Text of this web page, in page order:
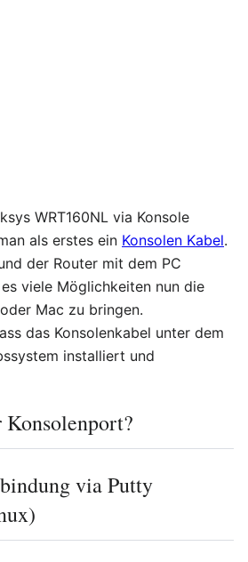
WRT160NL via Konsole
als erstes ein Konsolen Kabel.
der Router mit dem PC
viele Möglichkeiten nun die
Mac zu bringen.
das Konsolenkabel unter dem
installiert und
via Putty